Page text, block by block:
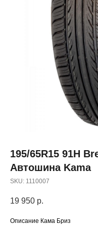
195/65R15 91H
Автошина Kama
SKU: 1110007
19 950 р.
Описание Кама Бриз